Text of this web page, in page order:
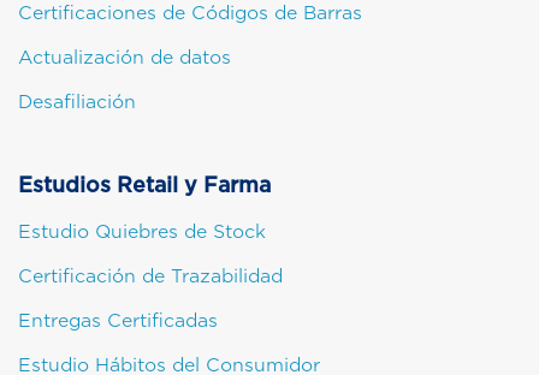
Certificaciones de Códigos de Barras
Actualización de datos
Desafiliación
Estudios Retail y Farma
Estudio Quiebres de Stock
Certificación de Trazabilidad
Entregas Certificadas
Estudio Hábitos del Consumidor